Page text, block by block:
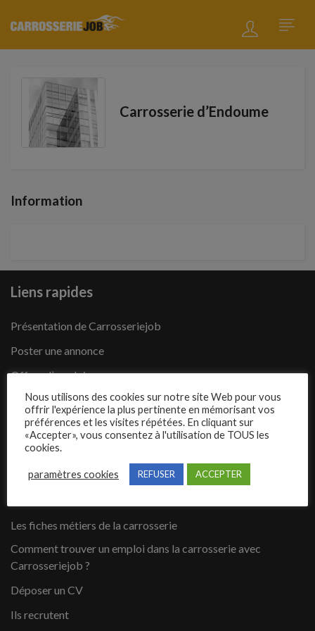
Carrosserie d’Endoume
Information
Liens rapides
Présentation de Carrosseriejob
Poster une annonce
Offres d’emploi
Questions fréquentes
Blog
Contact
Les fiches métiers de la carrosserie
Comment trouver un emploi dans la carrosserie avec
Carrosseriejob ?
Déposer un CV
Ils recrutent
Nous utilisons des cookies sur notre site Web pour vous
offrir l'expérience la plus pertinente en mémorisant vos
préférences et les visites répétées. En cliquant sur
«Accepter», vous consentez à l'utilisation de TOUS les
cookies.
paramètres cookies REFUSER ACCEPTER